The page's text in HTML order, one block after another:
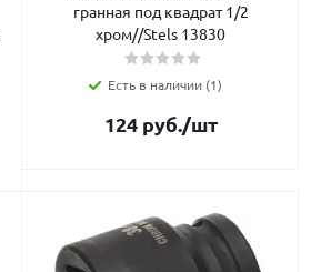
гранная под квадрат 1/2
хром//Stels 13830
Есть в наличии (1)
124руб./шт